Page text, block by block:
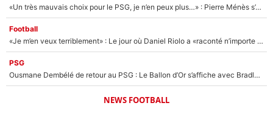
«Un très mauvais choix pour le PSG, je n’en peux plus…» : Pierre Ménès s’est complètement trompé avec Luis Enrique et ces déclarations le prouvent !
Football
«Je m’en veux terriblement» : Le jour où Daniel Riolo a «raconté n’importe quoi» dans l'After Foot !
PSG
Ousmane Dembélé de retour au PSG : Le Ballon d’Or s’affiche avec Bradley Barcola en plein cœur du feuilleton sur son départ !
NEWS FOOTBALL